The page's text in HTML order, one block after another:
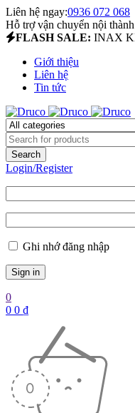
Liên hệ ngay:0936 072 068
Hỗ trợ vận chuyển nội thành
FLASH SALE: INAX
Giới thiệu
Liên hệ
Tin tức
Login/Register
Ghi nhớ đăng nhập
0
0 0 ₫